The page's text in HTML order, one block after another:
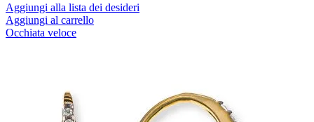
Aggiungi alla lista dei desideri
Aggiungi al carrello
Occhiata veloce